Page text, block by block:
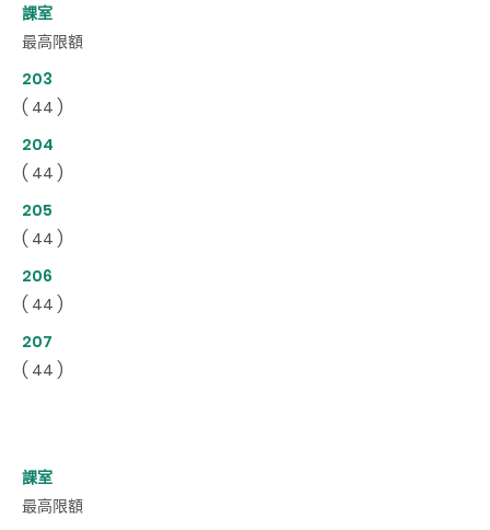
課室
最高限額
203
( 44 )
204
( 44 )
205
( 44 )
206
( 44 )
207
( 44 )
課室
最高限額